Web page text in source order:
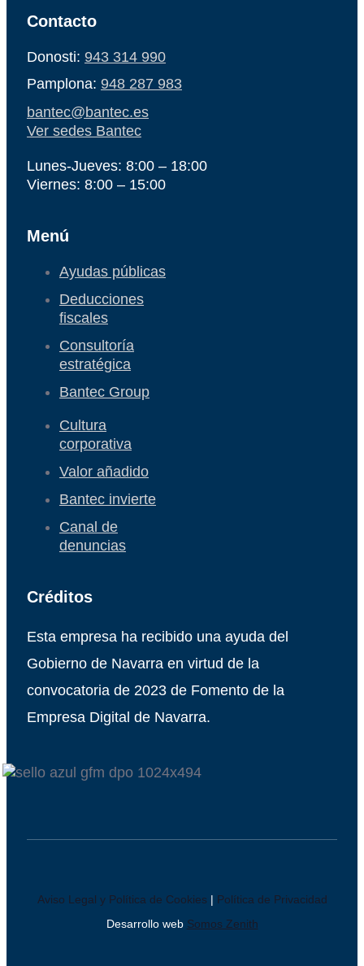
Contacto
Donosti: 943 314 990
Pamplona: 948 287 983
bantec@bantec.es
Ver sedes Bantec
Lunes-Jueves: 8:00 – 18:00
Viernes: 8:00 – 15:00
Menú
Ayudas públicas
Deducciones
fiscales
Consultoría
estratégica
Bantec Group
Cultura
corporativa
Valor añadido
Bantec invierte
Canal de
denuncias
Créditos
Esta empresa ha recibido una ayuda del
Gobierno de Navarra en virtud de la
convocatoria de 2023 de Fomento de la
Empresa Digital de Navarra.
Aviso Legal y Política de Cookies | Política de Privacidad
Desarrollo web Somos Zenith